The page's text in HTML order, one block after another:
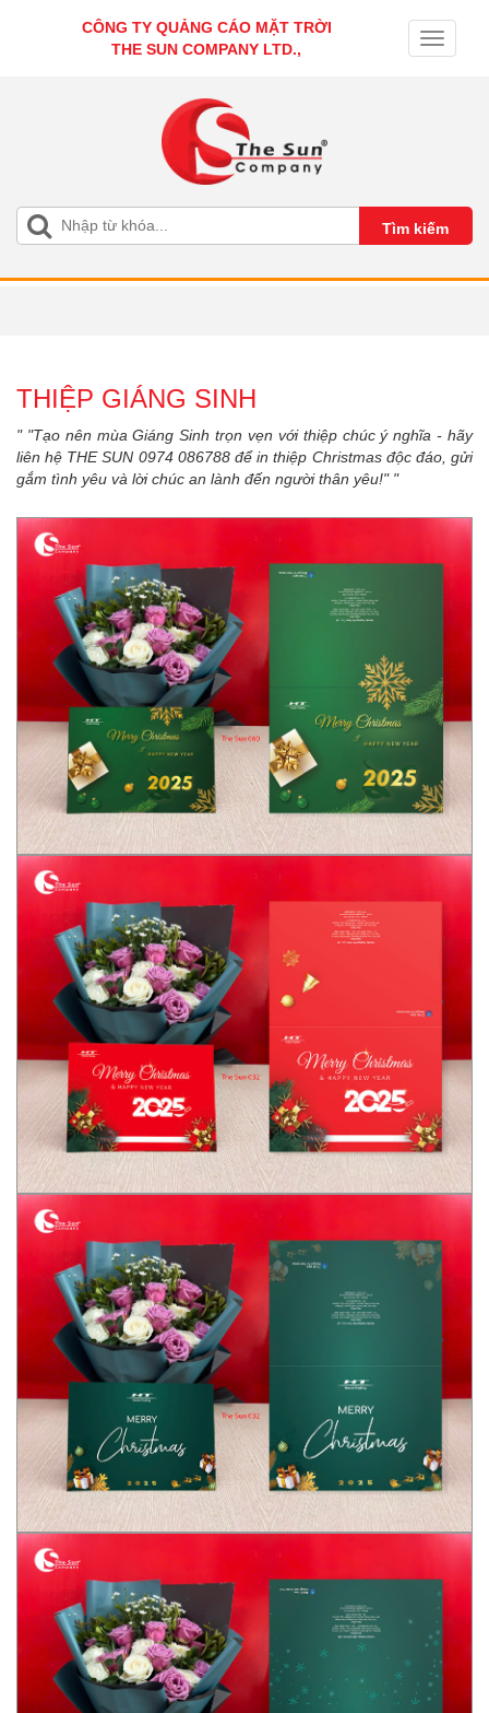
CÔNG TY QUẢNG CÁO MẶT TRỜI
THE SUN COMPANY LTD.,
Toggle
THIỆP GIÁNG SINH
" "Tạo nên mùa Giáng Sinh trọn vẹn với thiệp chúc ý nghĩa - hãy
liên hệ THE SUN 0974 086788 để in thiệp Christmas độc đáo, gửi
gắm tình yêu và lời chúc an lành đến người thân yêu!" "